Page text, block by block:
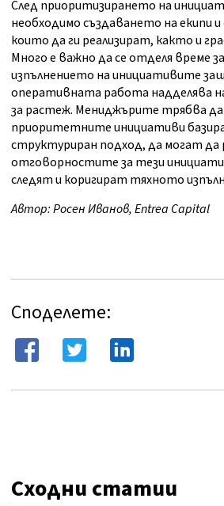
След приоритизирането на
необходимо създаването на екипи
които да ги реализират, както и
Много е важно да се отделя време
изпълнението на инициативите
оперативната работа надделява
за растеж. Мениджърите трябва
приоритетните инициативи
структуриран подход, да могат да
отговорностите за тези
следят и коригират тяхното
Автор: Росен Иванов, Entrea Capital
Споделете:
Сходни статии